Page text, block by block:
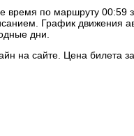
по маршруту 00:59
График движения
дни.
на сайте. Цена билета